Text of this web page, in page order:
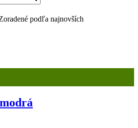
podľa najnovších